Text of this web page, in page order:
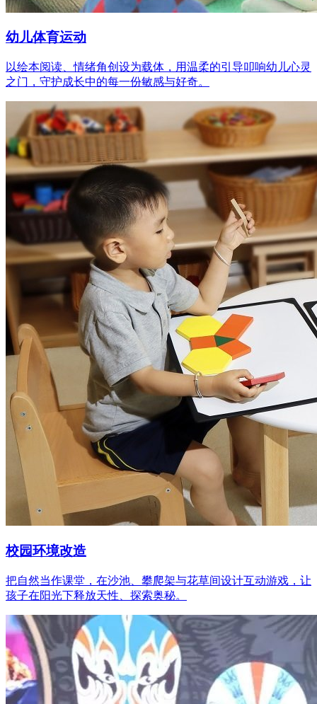
幼儿体育运动
以绘本阅读、情绪角创设为载体，用温柔的引导叩响幼儿心灵
之门，守护成长中的每一份敏感与好奇。
校园环境改造
把自然当作课堂，在沙池、攀爬架与花草间设计互动游戏，让
孩子在阳光下释放天性、探索奥秘。